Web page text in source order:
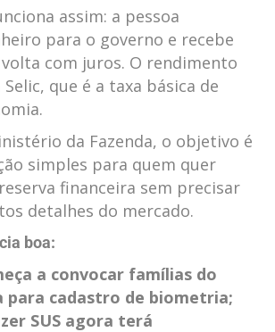
assim: a pessoa
para o governo e recebe
com juros. O rendimento
que é a taxa básica de
da Fazenda, o objetivo é
simples para quem quer
financeira sem precisar
detalhes do mercado.
boa:
a convocar famílias do
para cadastro de biometria;
SUS agora terá